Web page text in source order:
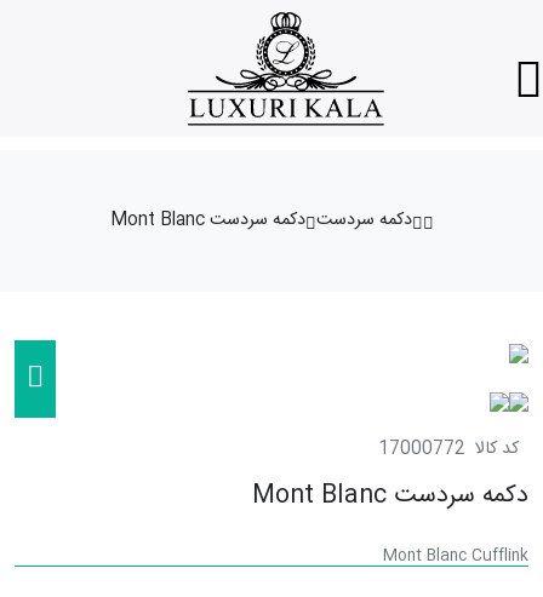
دکمه سردست دکمه سردست Mont Blanc
کد کالا 17000772
دکمه سردست Mont Blanc
Mont Blanc Cufflink